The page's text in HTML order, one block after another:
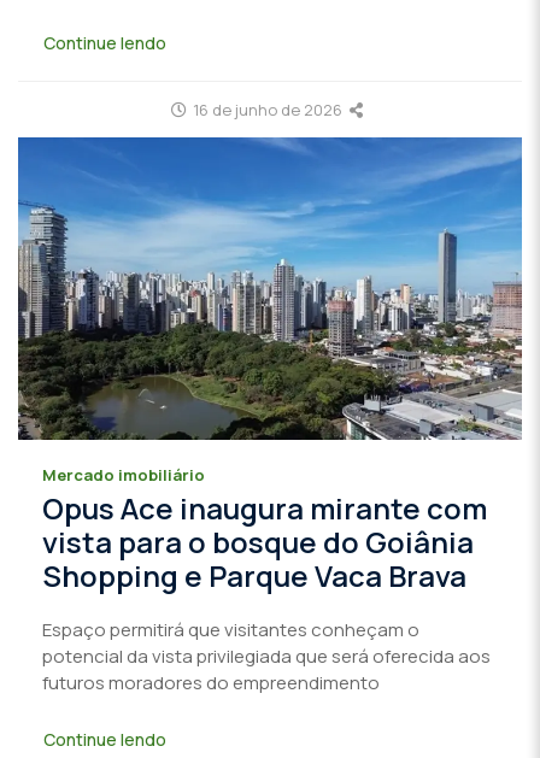
Continue lendo
16 de junho de 2026
Mercado imobiliário
Opus Ace inaugura mirante com
vista para o bosque do Goiânia
Shopping e Parque Vaca Brava
Espaço permitirá que visitantes conheçam o
potencial da vista privilegiada que será oferecida aos
futuros moradores do empreendimento
Continue lendo